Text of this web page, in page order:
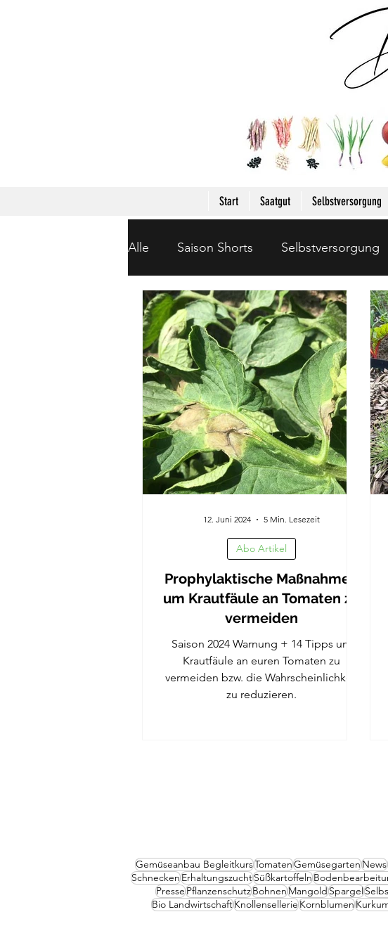
Start Saatgut Selbstversorgung
Alle Saison Shorts Selbstversorgung
Prophylaktische Maßnahmen
um Krautfäule an Tomaten zu
vermeiden
Saison 2024 Warnung + 14 Tipps um
Krautfäule an euren Tomaten zu
vermeiden bzw. die Wahrscheinlichkeit
zu reduzieren.
Abo Artikel
12. Juni 2024 5 Min. Lesezeit
Gemüseanbau BegleitkursTomatenGemüsegartenNews
SchneckenErhaltungszuchtSüßkartoffeln
PressePflanzenschutzBohnenMangoldSpargel
Bio LandwirtschaftKnollensellerieKornblumen